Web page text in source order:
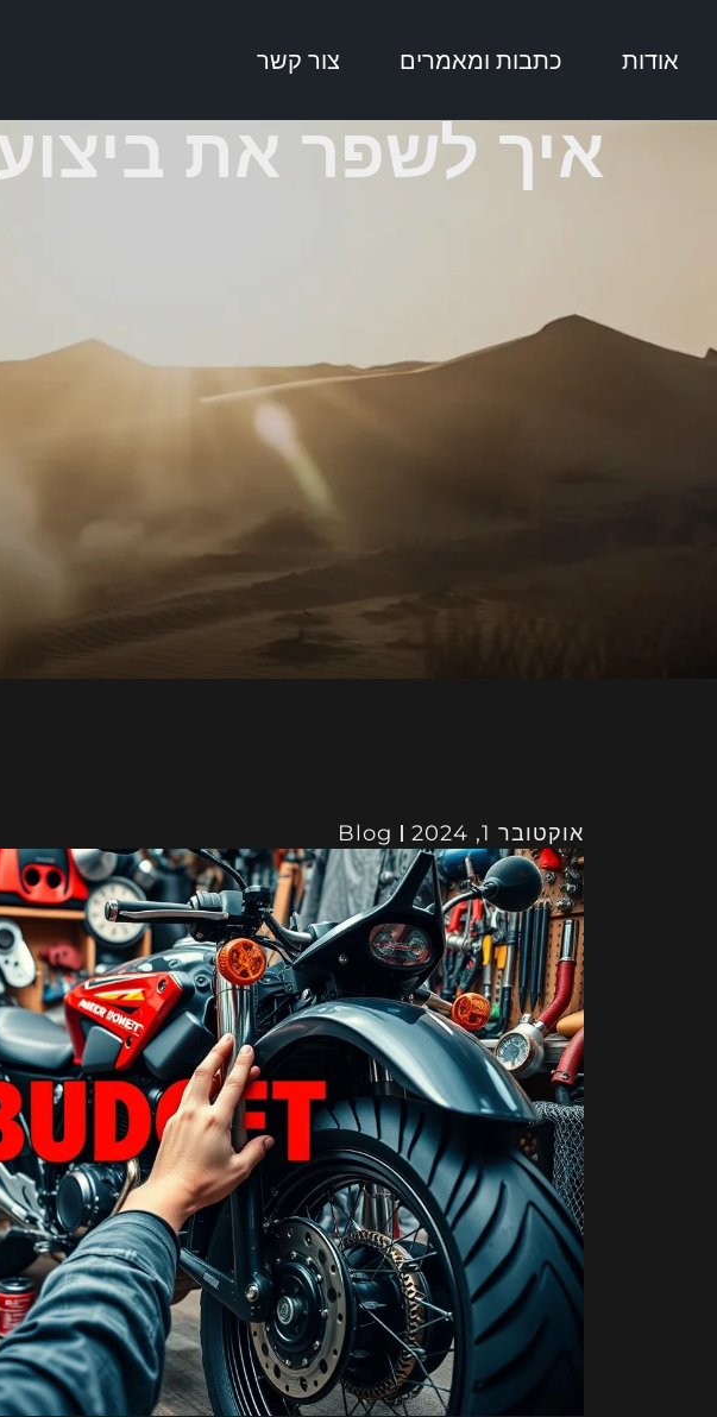
אודות כתבות ומאמרים צור קשר
איך לשפר את
אוקטובר 1, 2024 Blog